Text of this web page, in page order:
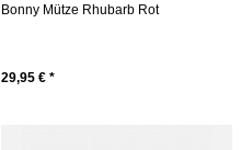
Bonny Mütze Rhubarb Rot
29,95 € *